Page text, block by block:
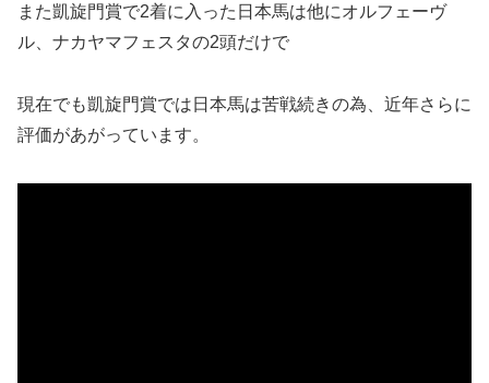
また凱旋門賞で2着に入った日本馬は他にオルフェーヴ
ル、ナカヤマフェスタの2頭だけで
現在でも凱旋門賞では日本馬は苦戦続きの為、近年さらに
評価があがっています。